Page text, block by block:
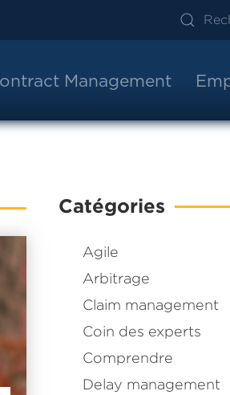
Management
Catégories
Agile
Arbitrage
Claim management
Coin des experts
Comprendre
Delay management